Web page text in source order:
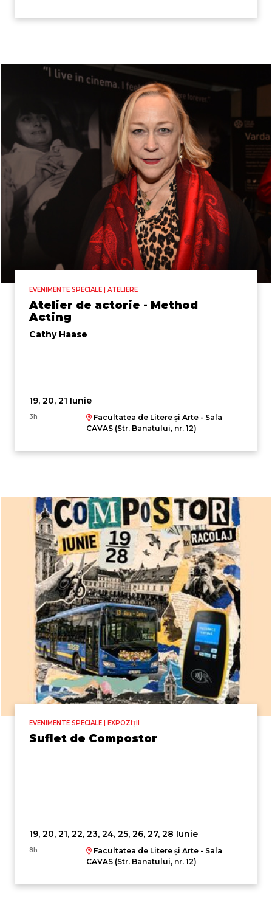
EVENIMENTE SPECIALE | ATELIERE
Atelier de actorie - Method
Acting
Cathy Haase
19, 20, 21 Iunie
3h
Facultatea de Litere și Arte - Sala
CAVAS (Str. Banatului, nr. 12)
EVENIMENTE SPECIALE | EXPOZIȚII
Suflet de Compostor
19, 20, 21, 22, 23, 24, 25, 26, 27, 28 Iunie
8h
Facultatea de Litere și Arte - Sala
CAVAS (Str. Banatului, nr. 12)